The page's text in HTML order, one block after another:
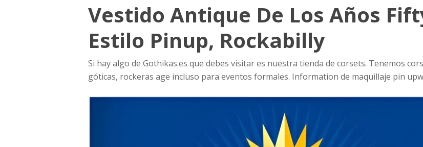
Vestido Antique De Los Años
Estilo Pinup, Rockabilly
Si hay algo de Gothikas.es que debes visitar es nuestra tienda de corsets. Tenemos
góticas, rockeras age incluso para eventos formales. Information de maquillaje pin